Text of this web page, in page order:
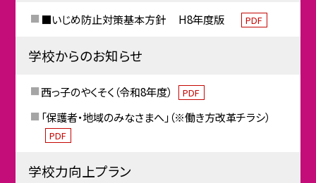
■いじめ防止対策基本方針 H8年度版 PDF
学校からのお知らせ
西っ子のやくそく（令和8年度） PDF
「保護者・地域のみなさまへ」（※働き方改革チラシ）
PDF
学校力向上プラン